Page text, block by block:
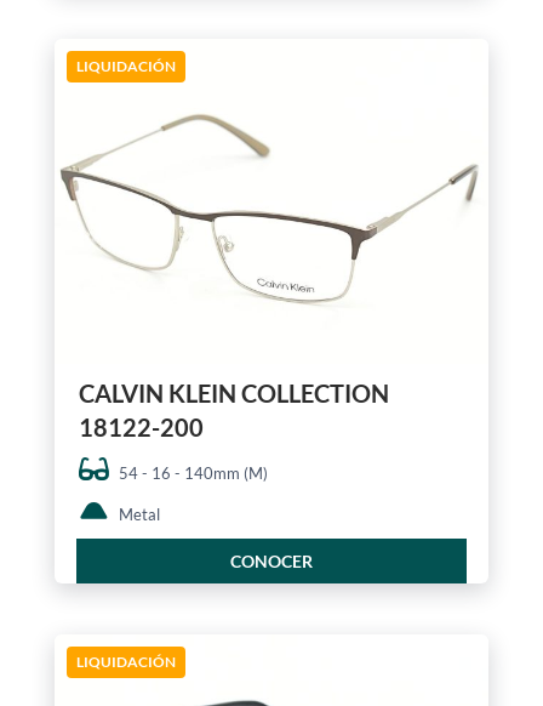
LIQUIDACIÓN
CALVIN KLEIN COLLECTION
18122-200
54 - 16 - 140mm (M)
Metal
CONOCER
LIQUIDACIÓN